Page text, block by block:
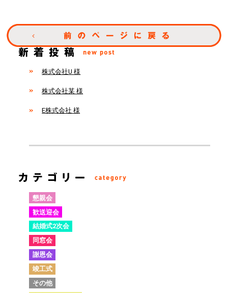
株式会社U 様
株式会社某 様
E株式会社 様
懇親会
歓送迎会
結婚式2次会
同窓会
謝恩会
竣工式
その他